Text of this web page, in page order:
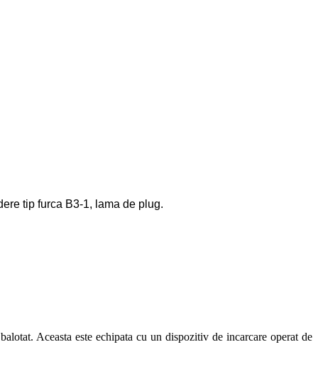
tip furca B3-1, lama de plug.
Aceasta este echipata cu un dispozitiv de incarcare operat de